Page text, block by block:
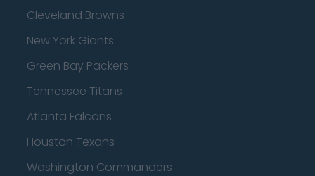
Cleveland Browns
New York Giants
Green Bay Packers
Tennessee Titans
Atlanta Falcons
Houston Texans
Washington Commanders